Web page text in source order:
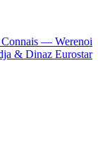
— Werenoi
& Dinaz Eurostar